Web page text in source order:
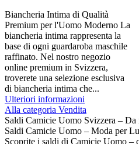
Biancheria Intima di Qualità
Premium per l'Uomo Moderno La
biancheria intima rappresenta la
base di ogni guardaroba maschile
raffinato. Nel nostro negozio
online premium in Svizzera,
troverete una selezione esclusiva
di biancheria intima che...
Ulteriori informazioni
Alla categoria Vendita
Saldi Camicie Uomo Svizzera – Da
Saldi Camicie Uomo – Moda per
Scoprite i saldi di Camicie Uomo –